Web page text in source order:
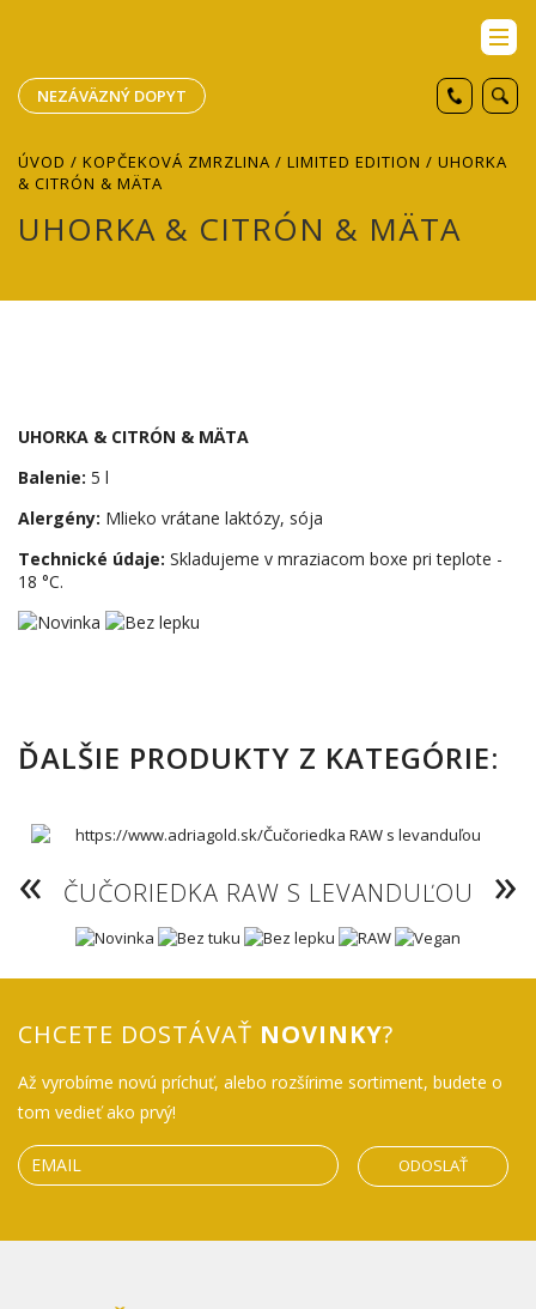
NEZÁVÄZNÝ DOPYT
ÚVOD / KOPČEKOVÁ ZMRZLINA / LIMITED EDITION / UHORKA
& CITRÓN & MÄTA
UHORKA & CITRÓN & MÄTA
UHORKA & CITRÓN & MÄTA
Balenie: 5 l
Alergény: Mlieko vrátane laktózy, sója
Technické údaje: Skladujeme v mraziacom boxe pri teplote -
18 °C.
ĎALŠIE PRODUKTY Z KATEGÓRIE:
ČUČORIEDKA RAW S LEVANDUĽOU
CHCETE DOSTÁVAŤ NOVINKY?
Až vyrobíme novú príchuť, alebo rozšírime sortiment, budete o
tom vedieť ako prvý!
ODOSLAŤ